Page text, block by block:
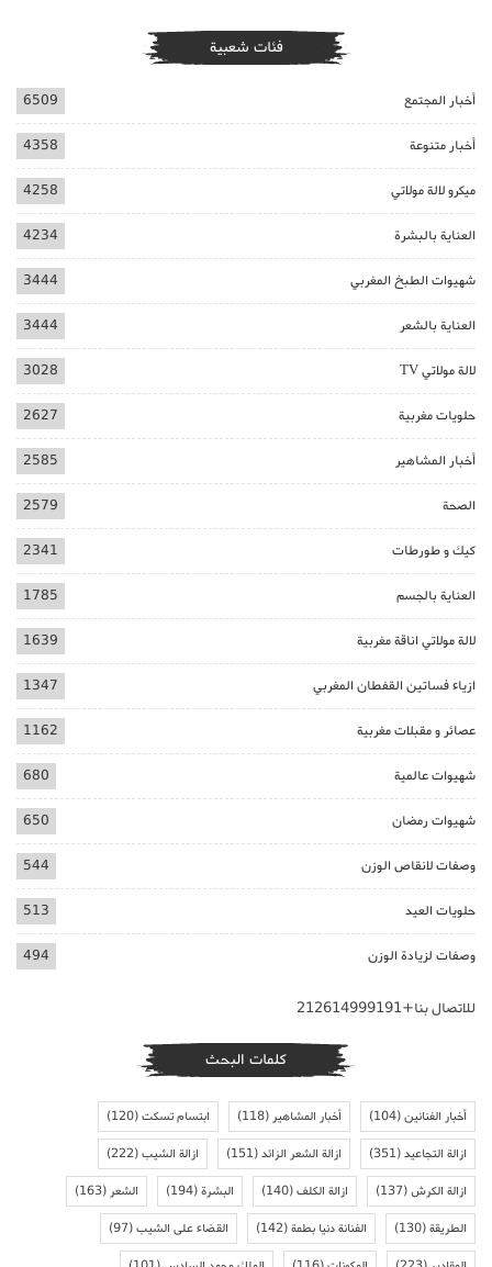
فئات شعبية
أخبار المجتمع 6509
أخبار متنوعة 4358
ميكرو لالة مولاتي 4258
العناية بالبشرة 4234
شهيوات الطبخ المغربي 3444
العناية بالشعر 3444
لالة مولاتي TV 3028
حلويات مغربية 2627
أخبار المشاهير 2585
الصحة 2579
كيك و طورطات 2341
العناية بالجسم 1785
لالة مولاتي اناقة مغربية 1639
ازياء فساتين القفطان المغربي 1347
عصائر و مقبلات مغربية 1162
شهيوات عالمية 680
شهيوات رمضان 650
وصفات لانقاص الوزن 544
حلويات العيد 513
وصفات لزيادة الوزن 494
للاتصال بنا+212614999191
كلمات البحث
أخبار الفنانين(104) أخبار المشاهير(118) ابتسام تسكت(120)
ازالة التجاعيد(351) ازالة الشعر الزائد(151) ازالة الشيب(222)
ازالة الكرش(137) ازالة الكلف(140) البشرة(194) الشعر(163)
الطريقة(130) الفنانة دنيا بطمة(142) القضاء على الشيب(97)